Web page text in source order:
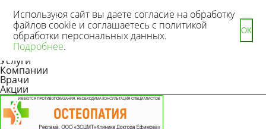
Новости
Статьи
Услуги
Компании
Врачи
Акции
Используюя сайт вы даете согласие на обработку
файлов cookie и соглашаетесь с политикой
обработки персональных данных.
Подробнее.
ОК